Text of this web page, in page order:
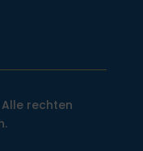
rechten